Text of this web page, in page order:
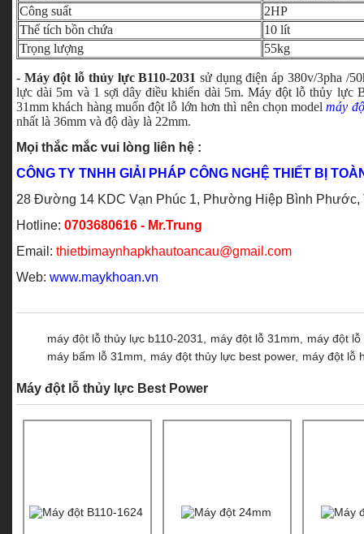
Công suất
2HP
Thể tích bồn chứa
10 lít
Trọng lượng
55kg
- Máy đột lỗ thủy lực B110-2031 sử dụng điện áp 380v/3pha /
lực dài 5m và 1 sợi dây điều khiển dài 5m. Máy đột lỗ thủy lực
31mm khách hàng muốn đột lỗ lớn hơn thì nên chọn modelmáy
nhất là 36mm và độ dày là 22mm.
Mọi thắc mắc vui lòng liên hệ :
CÔNG TY TNHH GIẢI PHÁP CÔNG NGHỆ THIẾT BỊ
28 Đường 14 KDC Vạn Phúc 1, Phường Hiệp Bình Phước,
Hotline: 0703680616 - Mr.Trung
Email: thietbimaynhapkhautoancau@gmail.com
Web: www.maykhoan.vn
máy đột lỗ thủy lực b110-2031, máy đột lỗ 31mm,
máy đột
máy bấm lỗ 31mm,
máy đột thủy lực best power, máy đột lỗ
Máy đột lỗ thủy lực Best Power